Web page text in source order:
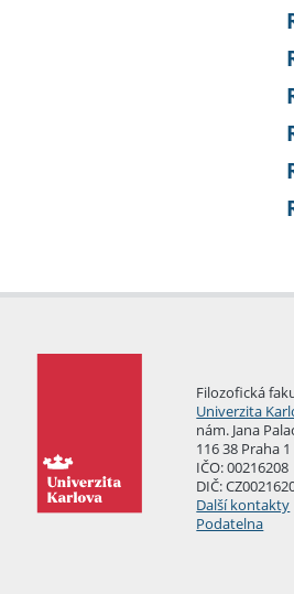
Filozofická
Univerzita
nám. Jana
116 38 Praha 1
IČO: 00216208
DIČ:
Další kontakty
Podatelna